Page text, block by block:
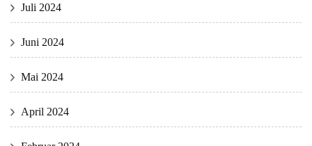
Juli 2024
Juni 2024
Mai 2024
April 2024